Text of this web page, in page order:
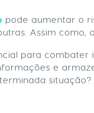
pode aumentar o
Assim como,
para
e